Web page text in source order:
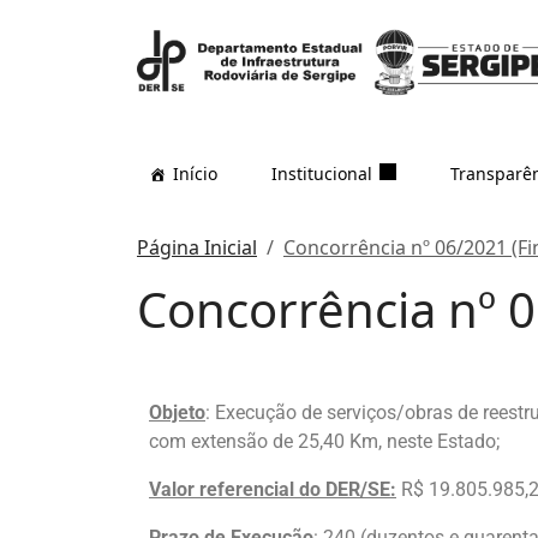
Início Institucional
Página Inicial Concorrência nº 06/2021
Concorrência nº
Objeto: Execução de serviços/obras de
com extensão de 25,40 Km, neste Estado;
Valor referencial do DER/SE: R$